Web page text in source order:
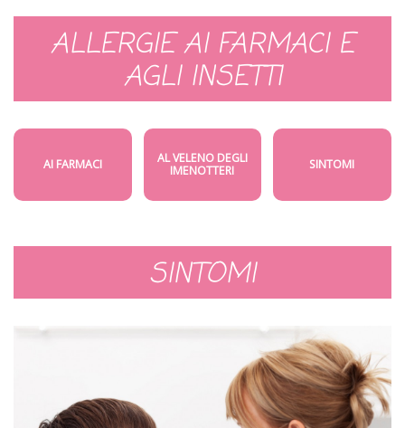
ALLERGIE AI FARMACI E
AGLI INSETTI
AI FARMACI
AL VELENO DEGLI
IMENOTTERI
SINTOMI
SINTOMI